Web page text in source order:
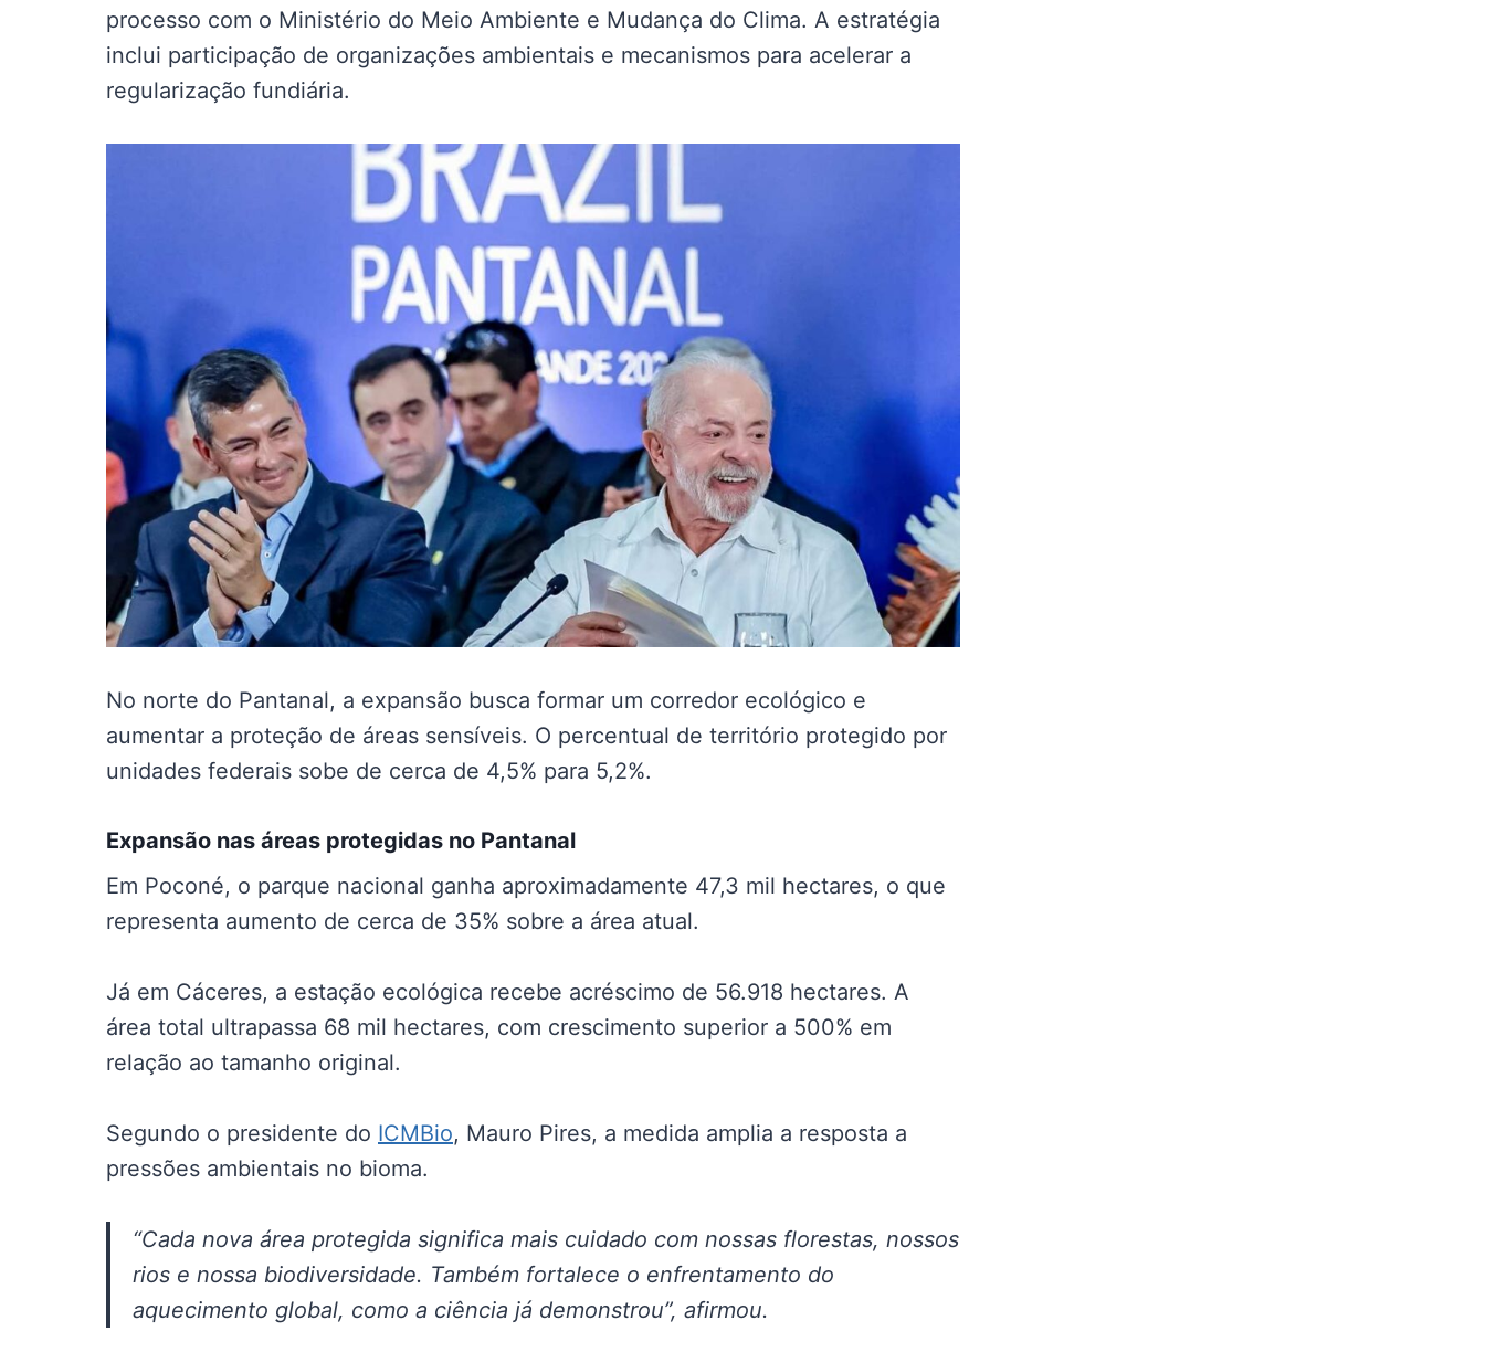
processo com o Ministério do Meio Ambiente e Mudança do Clima. A estratégia
inclui participação de organizações ambientais e mecanismos para acelerar a
regularização fundiária.
No norte do Pantanal, a expansão busca formar um corredor ecológico e
aumentar a proteção de áreas sensíveis. O percentual de território protegido por
unidades federais sobe de cerca de 4,5% para 5,2%.
Expansão nas áreas protegidas no Pantanal
Em Poconé, o parque nacional ganha aproximadamente 47,3 mil hectares, o que
representa aumento de cerca de 35% sobre a área atual.
Já em Cáceres, a estação ecológica recebe acréscimo de 56.918 hectares. A
área total ultrapassa 68 mil hectares, com crescimento superior a 500% em
relação ao tamanho original.
Segundo o presidente do ICMBio, Mauro Pires, a medida amplia a resposta a
pressões ambientais no bioma.
“Cada nova área protegida significa mais cuidado com nossas florestas, nossos
rios e nossa biodiversidade. Também fortalece o enfrentamento do
aquecimento global, como a ciência já demonstrou”, afirmou.